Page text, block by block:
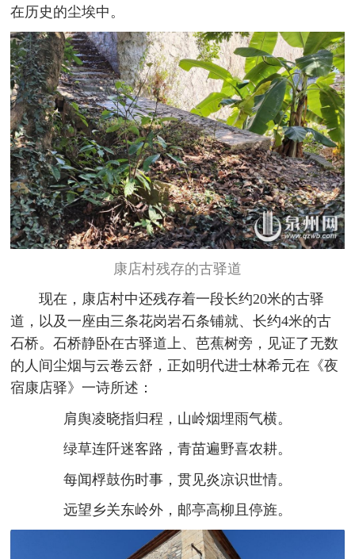
在历史的尘埃中。
康店村残存的古驿道
现在，康店村中还残存着一段长约20米的古驿
道，以及一座由三条花岗岩石条铺就、长约4米的古
石桥。石桥静卧在古驿道上、芭蕉树旁，见证了无数
的人间尘烟与云卷云舒，正如明代进士林希元在《夜
宿康店驿》一诗所述：
肩舆凌晓指归程，山岭烟埋雨气横。
绿草连阡迷客路，青苗遍野喜农耕。
每闻桴鼓伤时事，贯见炎凉识世情。
远望乡关东岭外，邮亭高柳且停旌。